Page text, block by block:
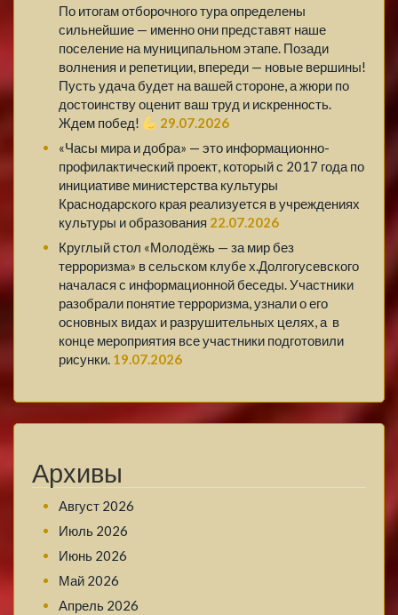
По итогам отборочного тура определены
сильнейшие — именно они представят наше
поселение на муниципальном этапе. Позади
волнения и репетиции, впереди — новые вершины!
Пусть удача будет на вашей стороне, а жюри по
достоинству оценит ваш труд и искренность.
Ждем побед!
29.07.2026
«Часы мира и добра» — это информационно-
профилактический проект, который с 2017 года по
инициативе министерства культуры
Краснодарского края реализуется в учреждениях
культуры и образования 22.07.2026
Круглый стол «Молодёжь — за мир без
терроризма» в сельском клубе х.Долгогусевского
началася с информационной беседы. Участники
разобрали понятие терроризма, узнали о его
основных видах и разрушительных целях, а в
конце мероприятия все участники подготовили
рисунки. 19.07.2026
Архивы
Август 2026
Июль 2026
Июнь 2026
Май 2026
Апрель 2026